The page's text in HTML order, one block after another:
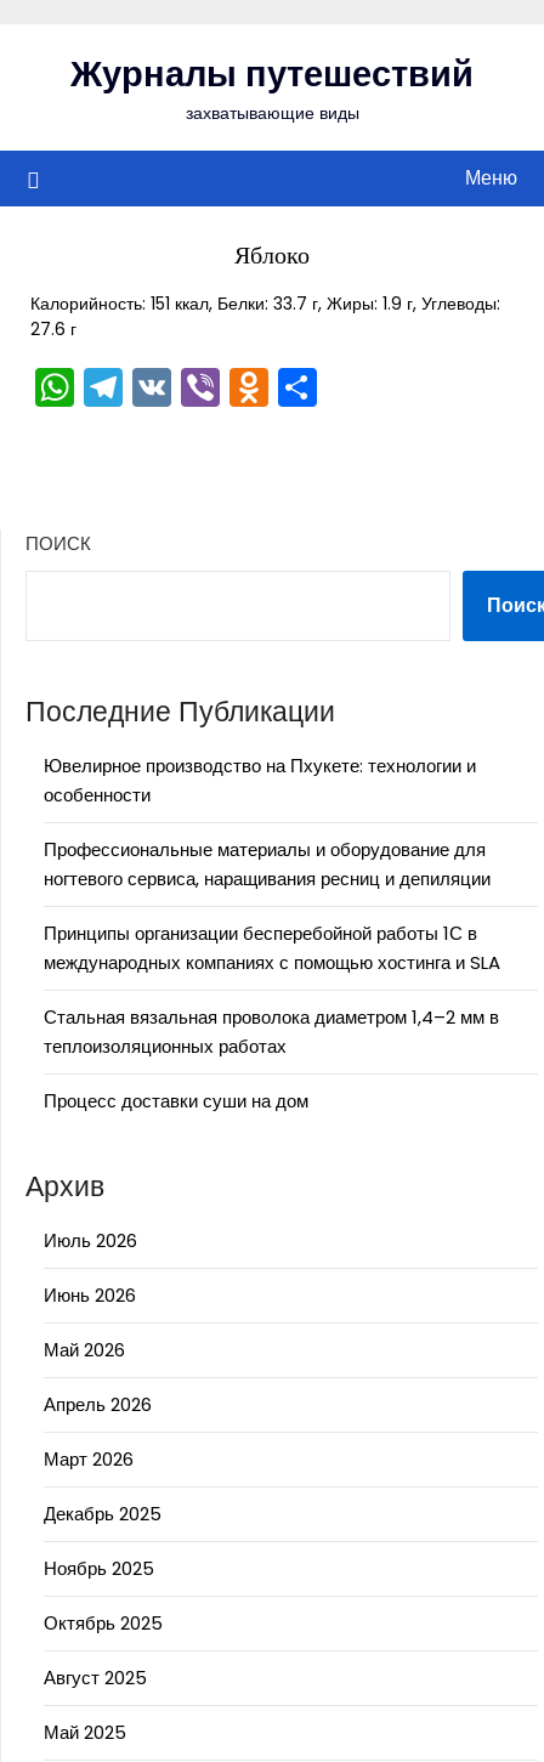
содержимомуЖурналы путешествий
захватывающие виды
Меню
Яблоко
Калорийность: 151 ккал, Белки: 33.7 г, Жиры: 1.9 г, Углеводы:
27.6 г
WhatsApp
Telegram
VKViberOdnoklassniki
ПОИСК
Последние Публикации
Ювелирное производство на Пхукете: технологии и
особенности
Профессиональные материалы и оборудование для
ногтевого сервиса, наращивания ресниц и депиляции
Принципы организации бесперебойной работы 1С в
международных компаниях с помощью хостинга и SLA
Стальная вязальная проволока диаметром 1,4–2 мм в
теплоизоляционных работах
Процесс доставки суши на дом
Архив
Июль 2026
Июнь 2026
Май 2026
Апрель 2026
Март 2026
Декабрь 2025
Ноябрь 2025
Октябрь 2025
Август 2025
Май 2025